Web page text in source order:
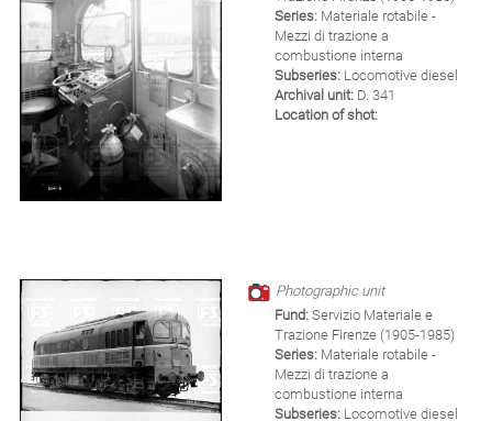
Series: Materiale rotabile -
Mezzi di trazione a
combustione interna
Subseries: Locomotive diesel
Archival unit: D. 341
Location of shot:
Photographic unit
Fund: Servizio Materiale e
Trazione Firenze (1905-1985)
Series: Materiale rotabile -
Mezzi di trazione a
combustione interna
Subseries: Locomotive diesel